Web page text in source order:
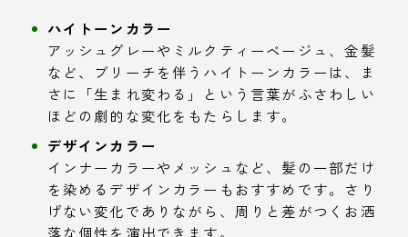
ハイトーンカラー
アッシュグレーやミルクティーベージュ、金髪
など、ブリーチを伴うハイトーンカラーは、ま
さに「生まれ変わる」という言葉がふさわしい
ほどの劇的な変化をもたらします。
デザインカラー
インナーカラーやメッシュなど、髪の一部だけ
を染めるデザインカラーもおすすめです。さり
げない変化でありながら、周りと差がつくお洒
落な個性を演出できます。